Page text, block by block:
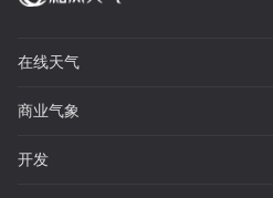
在线天气
商业气象
开发